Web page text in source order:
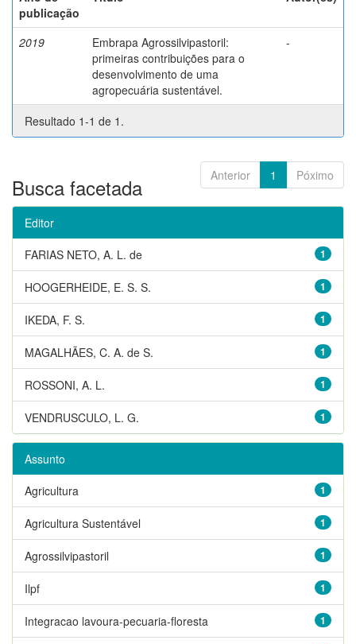
publicação
2019
Embrapa Agrossilvipastoril:
primeiras contribuições para o
desenvolvimento de uma
agropecuária sustentável.
-
Resultado 1-1 de 1.
Anterior 1 Póximo
Busca facetada
Editor
1
FARIAS NETO, A. L. de
1
HOOGERHEIDE, E. S. S.
1
IKEDA, F. S.
1
MAGALHÃES, C. A. de S.
1
ROSSONI, A. L.
1
VENDRUSCULO, L. G.
Assunto
1
Agricultura
1
Agricultura Sustentável
1
Agrossilvipastoril
1
Ilpf
1
Integracao lavoura-pecuaria-floresta